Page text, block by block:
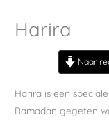
Harira
Naar
Harira is een
Ramadan gegeten